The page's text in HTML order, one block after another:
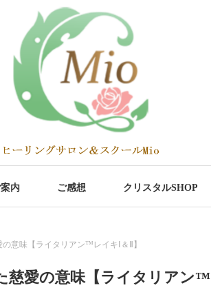
内 ご感想 クリスタルSHOP
意味【ライタリアン™レイキⅠ＆Ⅱ】
慈愛の意味【ライタリアン™